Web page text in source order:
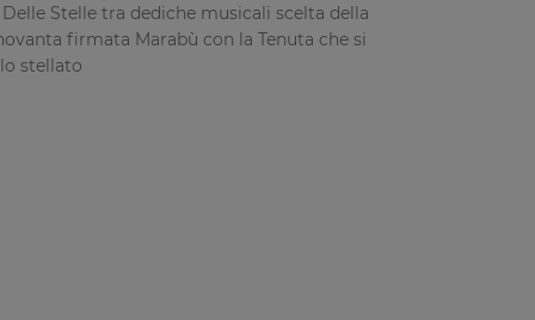
Stelle tra dediche musicali scelta della
firmata Marabù con la Tenuta che si
stellato